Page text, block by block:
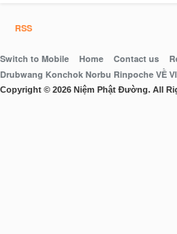
RSS
Switch to Mobile Home Contact us
Drubwang Konchok Norbu Rinpoche VỀ
Copyright © 2026 Niệm Phật Đường. All